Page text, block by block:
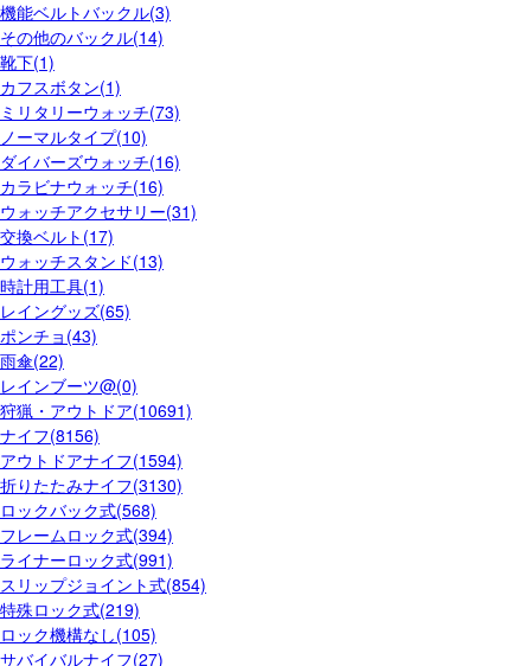
機能ベルトバックル(3)
その他のバックル(14)
靴下(1)
カフスボタン(1)
ミリタリーウォッチ(73)
ノーマルタイプ(10)
ダイバーズウォッチ(16)
カラビナウォッチ(16)
ウォッチアクセサリー(31)
交換ベルト(17)
ウォッチスタンド(13)
時計用工具(1)
レイングッズ(65)
ポンチョ(43)
雨傘(22)
レインブーツ@(0)
狩猟・アウトドア(10691)
ナイフ(8156)
アウトドアナイフ(1594)
折りたたみナイフ(3130)
ロックバック式(568)
フレームロック式(394)
ライナーロック式(991)
スリップジョイント式(854)
特殊ロック式(219)
ロック機構なし(105)
サバイバルナイフ(27)